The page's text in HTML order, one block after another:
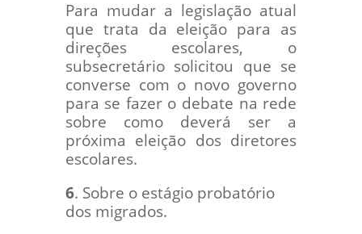
Para mudar a legislação atual
que trata da eleição para as
direções escolares, o
subsecretário solicitou que se
converse com o novo governo
para se fazer o debate na rede
sobre como deverá ser a
próxima eleição dos diretores
escolares.
6. Sobre o estágio probatório
dos migrados.